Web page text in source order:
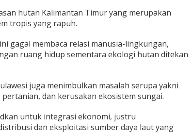
hutan Kalimantan Timur yang merupakan
tropis yang rapuh.
gagal membaca relasi manusia-lingkungan,
ruang hidup sementara ekologi hutan ditekan
juga menimbulkan masalah serupa yakni
dan kerusakan ekosistem sungai.
untuk integrasi ekonomi, justru
dan eksploitasi sumber daya laut yang